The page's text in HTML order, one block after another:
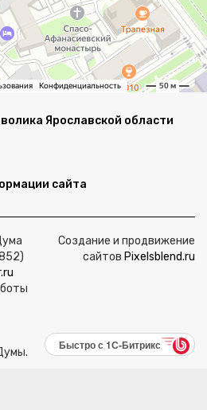
Ярославской области
сайта
Создание и продвижение
сайтов Pixelsblend.ru
Быстро с 1С-Битрикс